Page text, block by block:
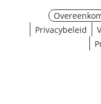
Privacybeleid